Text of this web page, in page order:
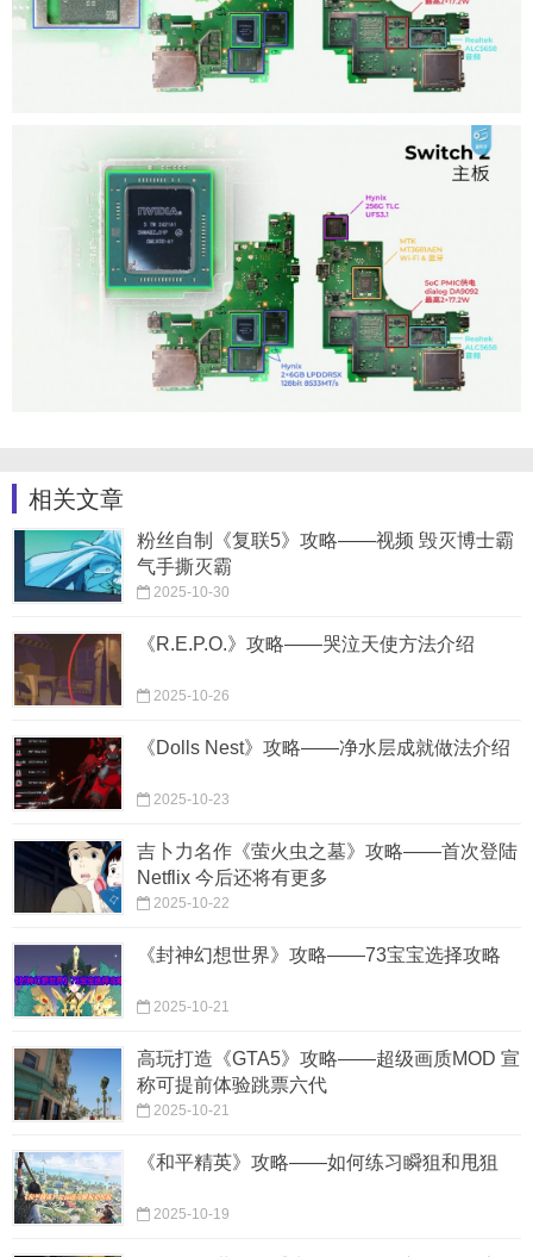
相关文章
粉丝自制《复联5》攻略——视频 毁灭博士霸
气手撕灭霸
2025-10-30
《R.E.P.O.》攻略——哭泣天使方法介绍
2025-10-26
《Dolls Nest》攻略——净水层成就做法介绍
2025-10-23
吉卜力名作《萤火虫之墓》攻略——首次登陆
Netflix 今后还将有更多
2025-10-22
《封神幻想世界》攻略——73宝宝选择攻略
2025-10-21
高玩打造《GTA5》攻略——超级画质MOD 宣
称可提前体验跳票六代
2025-10-21
《和平精英》攻略——如何练习瞬狙和甩狙
2025-10-19